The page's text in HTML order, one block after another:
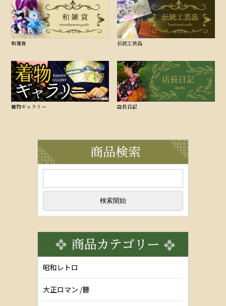
和雑貨 伝統工芸品
着物ギャラリー 店長日記
昭和レトロ
大正ロマン /簪